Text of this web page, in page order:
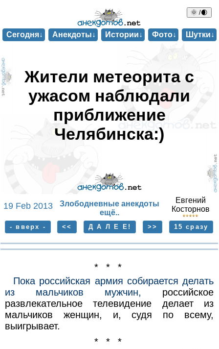
🌞 /🌒
Сегодня↓ Анекдоты↓ Истории↓ Фото↓ Шутки↓
Жители метеорита с
ужасом наблюдали
приближение
Челябинска:)
19 Feb 2013
Злободневные анекдоты
ещё..
Евгений
Косторнов
- вверх - << Д А Л Е Е! >> 15 сразу
* * *
Пока российская армия собирается делать
из мальчиков мужчин, российское
развлекательное телевидение делает из
мальчиков женщин, и, судя по всему,
выигрывает.
* * *